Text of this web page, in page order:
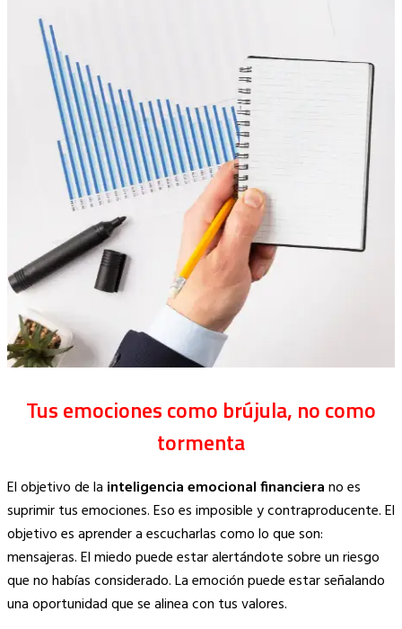
Tus emociones como brújula, no como
tormenta
El objetivo de la inteligencia emocional financierano es
suprimir tus emociones. Eso es imposible y contraproducente. El
objetivo es aprender a escucharlas como lo que son:
mensajeras. El miedo puede estar alertándote sobre un riesgo
que no habías considerado. La emoción puede estar señalando
una oportunidad que se alinea con tus valores.